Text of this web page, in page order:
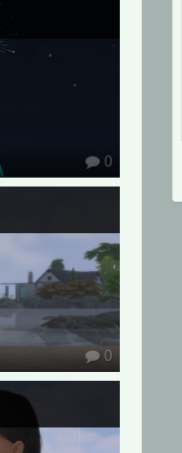
0
0